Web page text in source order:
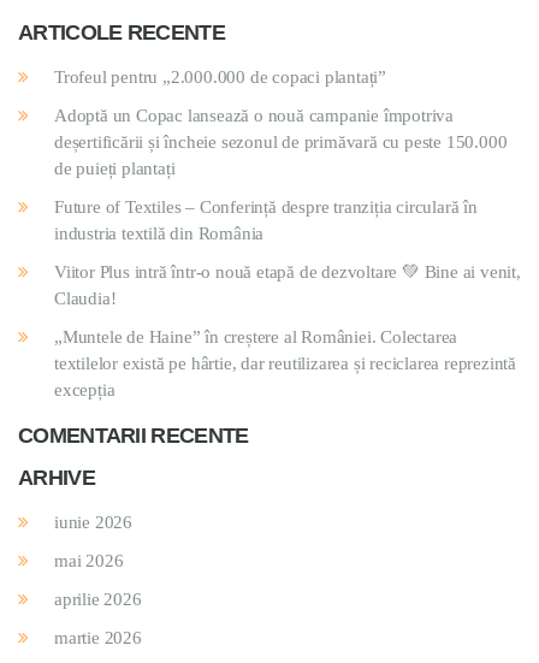
ARTICOLE RECENTE
Trofeul pentru „2.000.000 de copaci plantați”
Adoptă un Copac lansează o nouă campanie împotriva
deșertificării și încheie sezonul de primăvară cu peste 150.000
de puieți plantați
Future of Textiles – Conferință despre tranziția circulară în
industria textilă din România
Viitor Plus intră într-o nouă etapă de dezvoltare 💚 Bine ai venit,
Claudia!
„Muntele de Haine” în creștere al României. Colectarea
textilelor există pe hârtie, dar reutilizarea și reciclarea reprezintă
excepția
COMENTARII RECENTE
ARHIVE
iunie 2026
mai 2026
aprilie 2026
martie 2026